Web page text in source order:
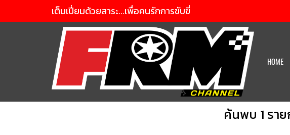
เต็มเปี่ยมด้วยสาระ...เพื่อคนรักการขับขี่
HOME
ค้นพบ 1 รา